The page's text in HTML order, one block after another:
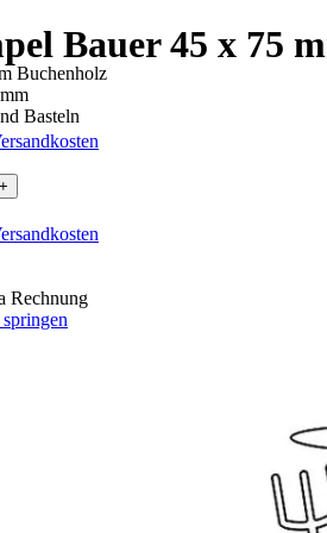
Bauer 45 x 75
Buchenholz
Basteln
+